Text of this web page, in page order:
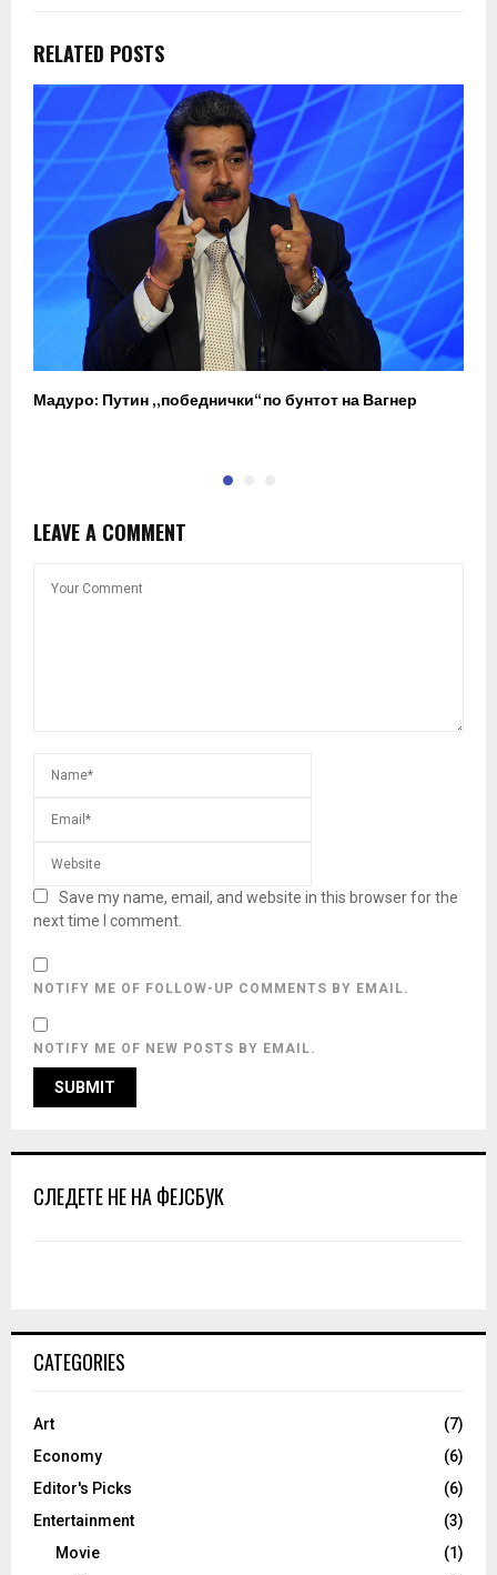
RELATED POSTS
Мадуро: Путин „победнички“ по бунтот на Вагнер
LEAVE A COMMENT
Save my name, email, and website in this browser for the
next time I comment.
NOTIFY ME OF FOLLOW-UP COMMENTS BY EMAIL.
NOTIFY ME OF NEW POSTS BY EMAIL.
СЛЕДЕТЕ НЕ НА ФЕЈСБУК
CATEGORIES
Art
(7)
Economy
(6)
Editor's Picks
(6)
Entertainment
(3)
Movie
(1)